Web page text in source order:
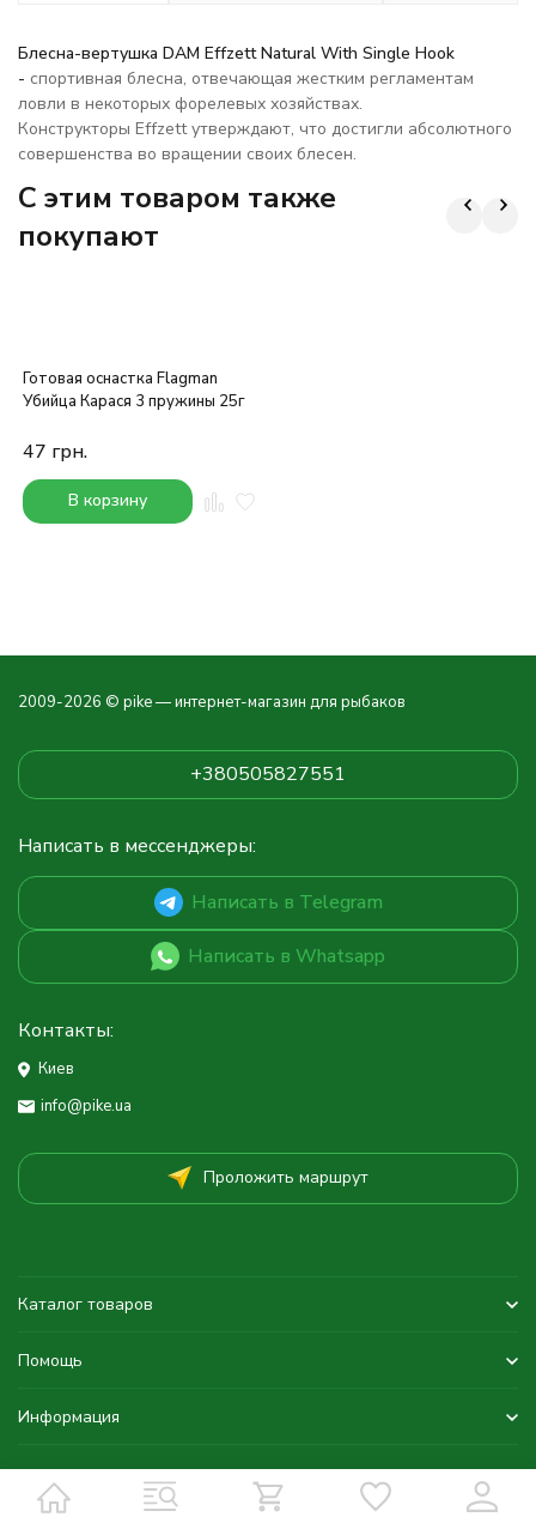
Блесна-вертушка DAM Effzett Natural With Single Hook
- cпортивная блесна, отвечающая жестким регламентам
ловли в некоторых форелевых хозяйствах.
Конструкторы Effzett утверждают, что достигли абсолютного
совершенства во вращении своих блесен.
C этим товаром также
покупают
Готовая оснастка Flagman
Убийца Карася 3 пружины 25г
47 грн.
В корзину
2009-2026 © pike — интернет-магазин для рыбаков
+380505827551
Написать в мессенджеры:
Написать в Telegram
Написать в Whatsapp
Контакты:
Киев
info@pike.ua
Проложить маршрут
Каталог товаров
Помощь
Информация